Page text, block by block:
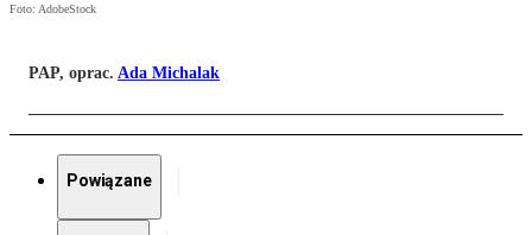
Foto: AdobeStock
PAP, oprac. Ada Michalak
Powiązane